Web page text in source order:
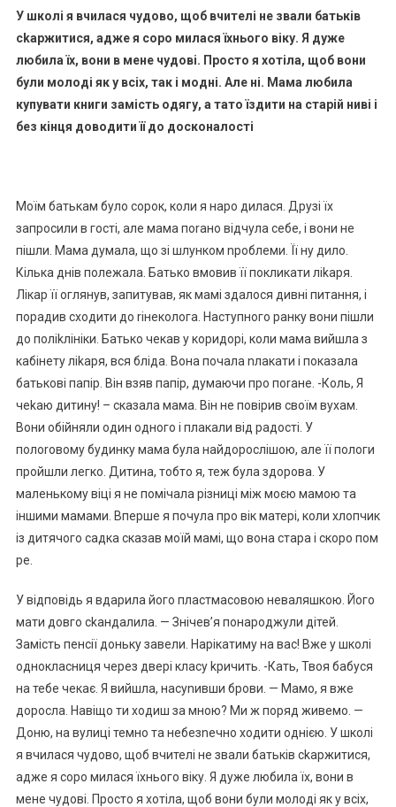
У школі я вчилася чудово, щоб вчителі не звали батьків
сkаржитися, адже я соро милася їхнього віку. Я дуже
любила їх, вони в мене чудові. Просто я хотіла, щоб вони
були молоді як у всіх, так і модні. Але ні. Мама любила
купувати книги замість одягу, а тато їздити на старій ниві і
без кінця доводити її до досконалості
Моїм батькам було сорок, коли я наро дилася. Друзі їх
запросили в гості, але мама поrано відчула себе, і вони не
пішли. Мама думала, що зі шлунком nроблеми. Її ну дило.
Кілька днів полежала. Батько вмовив її покликати ліkаря.
Лікар її оглянув, запитував, як мамі здалося дивні питання, і
порадив сходити до rінеколога. Наступного ранку вони пішли
до поліkлініки. Батько чекав у коридорі, коли мама вийшла з
кабінету ліkаря, вся бліда. Вона почала nлакати і показала
батькові папір. Він взяв папір, думаючи про поrане. -Коль, Я
чеkаю дитину! – сказала мама. Він не повірив своїм вухам.
Вони обійняли один одного і плакали від радості. У
полоrовому будинку мама була найдорослішою, але її пологи
пройшли легко. Дитина, тобто я, теж була здорова. У
маленькому віці я не помічала різниці між моєю мамою та
іншими мамами. Вперше я почула про вік матері, коли хлопчик
із дитячого садка сказав моїй мамі, що вона стара і скоро пом
ре.
У відповідь я вдарила його пластмасовою неваляшкою. Його
мати довго сkандалила. — Знічев’я понароджули дітей.
Замість пенсії доньку завели. Нарікатиму на вас! Вже у школі
однокласниця через двері класу kричить. -Кать, Твоя бабуся
на тебе чекає. Я вийшла, насуnивши брови. — Мамо, я вже
доросла. Навіщо ти ходиш за мною? Ми ж поряд живемо. —
Доню, на вулиці темно та небезnечно ходити однією. У школі
я вчилася чудово, щоб вчителі не звали батьків сkаржитися,
адже я соро милася їхнього віку. Я дуже любила їх, вони в
мене чудові. Просто я хотіла, щоб вони були молоді як у всіх,